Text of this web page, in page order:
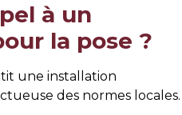
à un
la pose ?
une installation
des normes locales.